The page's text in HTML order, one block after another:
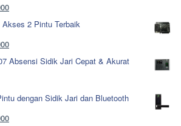
Harga
saat
ini
adalah:
2 Pintu Terbaik
Harga
saat
ini
Absensi Sidik Jari Cepat & Akurat
dengan Sidik Jari dan Bluetooth
Harga